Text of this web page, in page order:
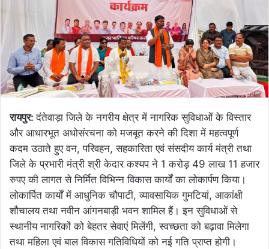
रायपुर:दंतेवाड़ा जिले के नगरीय क्षेत्र में नागरिक सुविधाओं के विस्तार
और आधारभूत अधोसंरचना को मजबूत करने की दिशा में महत्वपूर्ण
कदम उठाते हुए वन, परिवहन, सहकारिता एवं संसदीय कार्य मंत्री तथा
जिले के प्रभारी मंत्री श्री केदार कश्यप ने 1 करोड़ 49 लाख 11 हजार
रुपए की लागत से निर्मित विभिन्न विकास कार्यों का लोकार्पण किया।
लोकार्पित कार्यों में आधुनिक चौपाटी, व्यावसायिक गुमटियां, आकांक्षी
शौचालय तथा नवीन आंगनबाड़ी भवन शामिल हैं। इन सुविधाओं से
स्थानीय नागरिकों को बेहतर सेवाएं मिलेंगी, स्वच्छता को बढ़ावा मिलेगा
तथा महिला एवं बाल विकास गतिविधियों को नई गति प्राप्त होगी।